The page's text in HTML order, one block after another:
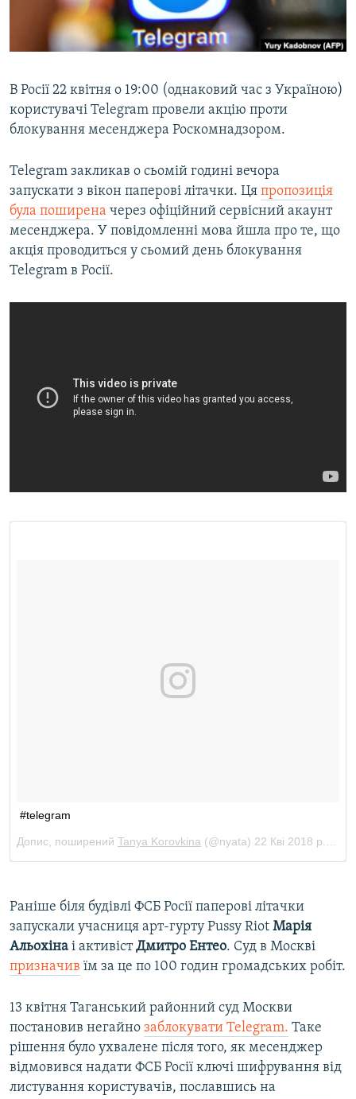
ВІДЕОУРОКИ «ELIFBE»
СВІДЧЕННЯ ОКУПАЦІЇ
Русский
Qırımtatar
Усі сайти RFE/RL
В Росії 22 квітня о 19:00 (однаковий час з Україною)
користувачі Telegram провели акцію проти
блокування месенджера Роскомнадзором.
Telegram закликав о сьомій годині вечора
запускати з вікон паперові літачки. Ця пропозиція
була поширена через офіційний сервісний акаунт
месенджера. У повідомленні мова йшла про те, що
акція проводиться у сьомий день блокування
Telegram в Росії.
Раніше біля будівлі ФСБ Росії паперові літачки
запускали учасниця арт-гурту Pussy Riot Марія
Альохіна і активістДмитро Ентео. Суд в Москві
призначив їм за це по 100 годин громадських робіт.
13 квітня Таганський районний суд Москви
постановив негайно заблокувати Telegram. Таке
рішення було ухвалене після того, як месенджер
відмовився надати ФСБ Росії ключі шифрування від
листування користувачів, пославшись на